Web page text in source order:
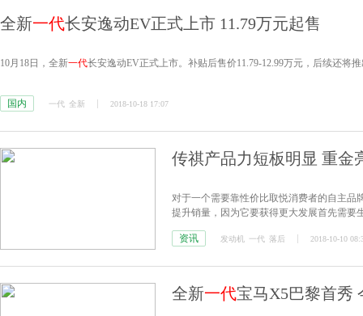
全新一代长安逸动EV正式上市 11.79万元起售
10月18日，全新一代长安逸动EV正式上市。补贴后售价11.79-12.99万元，后续还将
国内 一代 全新 2018-10-18 17:07
传祺产品力短板明显 重金
对于一个需要靠性价比取悦消费者的自主品
提升销量，因为它要获得更大发展首先需要
资讯 发动机 一代 落后 2018-10-10
全新一代宝马X5巴黎首秀